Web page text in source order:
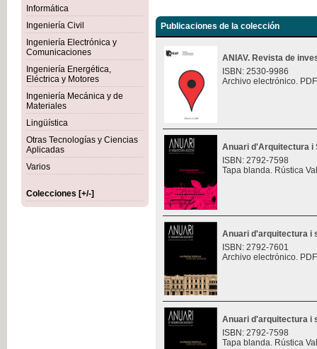
Informática
Ingeniería Civil
Ingeniería Electrónica y
Comunicaciones
Ingeniería Energética,
Eléctrica y Motores
Ingeniería Mecánica y de
Materiales
Lingüística
Otras Tecnologías y Ciencias
Aplicadas
Varios
Colecciones [+/-]
Publicaciones de la colección
ANIAV. Revista de
ISBN: 2530-9986
Archivo electrónico.
Anuari d'Arquitectura i
ISBN: 2792-7598
Tapa blanda. Rústica
Anuari d'arquitectura i
ISBN: 2792-7601
Archivo electrónico.
Anuari d'arquitectura i
ISBN: 2792-7598
Tapa blanda. Rústica